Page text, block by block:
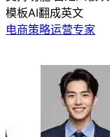
模板AI翻成英文
电商策略运营专家